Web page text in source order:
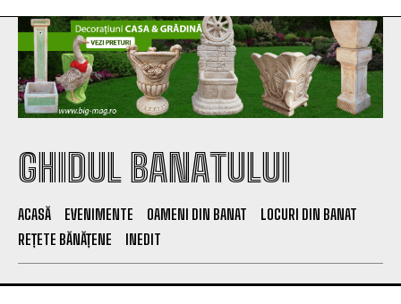
GHIDUL BANATULUI
ACASĂ EVENIMENTE OAMENI DIN BANAT
LOCURI DIN BANAT
REȚETE BĂNĂȚENE
INEDIT